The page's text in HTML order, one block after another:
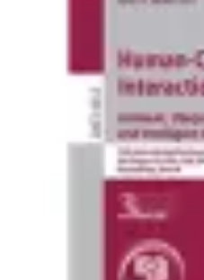
Hébergement
Voyage International